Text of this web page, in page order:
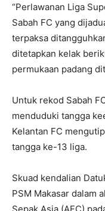
“Perlawanan Liga
Sabah FC yang
terpaksa
ditetapkan kelak
permukaan padang
Untuk rekod Sabah
menduduki tangga
Kelantan FC
tangga ke-13 liga.
Skuad kendalian
PSM Makasar dalam